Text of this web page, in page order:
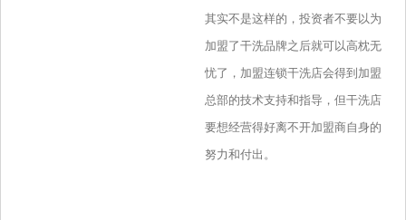
其实不是这样的，投资者不要以为
加盟了干洗品牌之后就可以高枕无
忧了，加盟连锁干洗店会得到加盟
总部的技术支持和指导，但干洗店
要想经营得好离不开加盟商自身的
努力和付出。